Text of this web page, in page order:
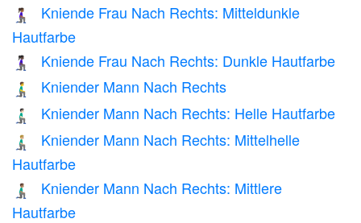
🧎🏾‍♀️‍➡️
Kniende Frau Nach Rechts: Mitteldunkle
Hautfarbe
🧎🏿‍♀️‍➡️ Kniende Frau Nach Rechts: Dunkle Hautfarbe
🧎‍♂️‍➡️ Kniender Mann Nach Rechts
🧎🏻‍♂️‍➡️ Kniender Mann Nach Rechts: Helle Hautfarbe
🧎🏼‍♂️‍➡️
Kniender Mann Nach Rechts: Mittelhelle
Hautfarbe
🧎🏽‍♂️‍➡️
Kniender Mann Nach Rechts: Mittlere
Hautfarbe